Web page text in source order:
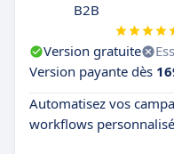
B2B
Version gratuite
Version payante dès
Automatisez vos
workflows